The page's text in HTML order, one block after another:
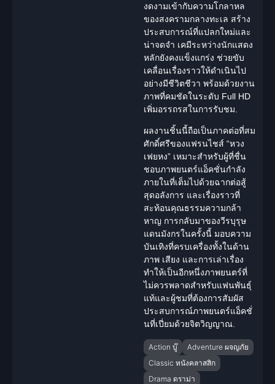
งดงามเข้ากับความโกลาหล
ของสงครามกลางทะเล สร้าง
ประสบการณ์ที่แปลกใหม่และ
น่าจดจำ เคมีระหว่างนักแสดง
หลักยังคงแข็งแกร่ง ช่วยขับ
เคลื่อนเรื่องราวให้ดำเนินไป
อย่างมีชีวิตชีวา พร้อมด้วยงาน
ภาพที่คมชัดในระดับ Full HD
เพิ่มอรรถรสในการรับชม.
ผลงานชิ้นนี้ถือเป็นภาคต่อที่สม
ศักดิ์ศรีของแฟรนไชส์ “หวง
เฟยหง” เหมาะสำหรับผู้ที่ชื่น
ชอบภาพยนตร์แอ็คชั่นกำลัง
ภายในที่เต็มไปด้วยฉากต่อสู้
สุดอลังการ และเรื่องราวที่
สะท้อนคุณธรรมความกล้า
หาญ การกลับมาของวีรบุรุษ
แดนมังกรในครั้งนี้ มอบความ
บันเทิงที่ครบเครื่องทั้งในด้าน
ภาพ เสียง และการเล่าเรื่อง
ทำให้เป็นอีกหนึ่งภาพยนตร์ที่
ไม่ควรพลาดสำหรับแฟนพันธุ์
แท้และผู้ชมที่ต้องการสัมผัส
ประสบการณ์ภาพยนตร์แอ็คชั่
นที่เปี่ยมด้วยจิตวิญญาณ.
Action บู๊
Adventure ผจญภัย
Classic หนังคลาสสิก
Drama ดราม่า